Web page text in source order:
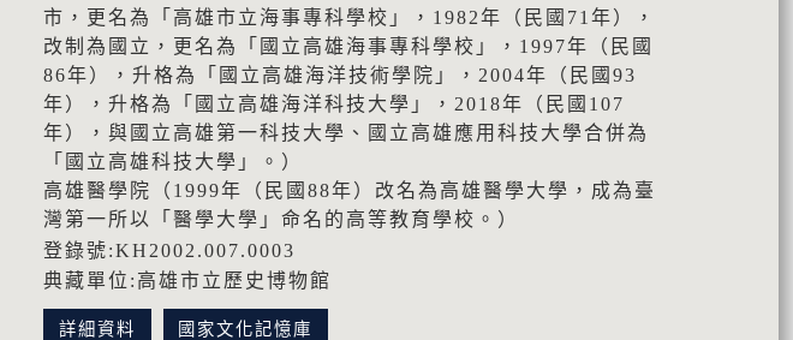
市，更名為「高雄市立海事專科學校」，1982年（民國71年），
改制為國立，更名為「國立高雄海事專科學校」，1997年（民國
86年），升格為「國立高雄海洋技術學院」，2004年（民國93
年），升格為「國立高雄海洋科技大學」，2018年（民國107
年），與國立高雄第一科技大學、國立高雄應用科技大學合併為
「國立高雄科技大學」。）
高雄醫學院（1999年（民國88年）改名為高雄醫學大學，成為臺
灣第一所以「醫學大學」命名的高等教育學校。）
登錄號:KH2002.007.0003
典藏單位:高雄市立歷史博物館
詳細資料 國家文化記憶庫